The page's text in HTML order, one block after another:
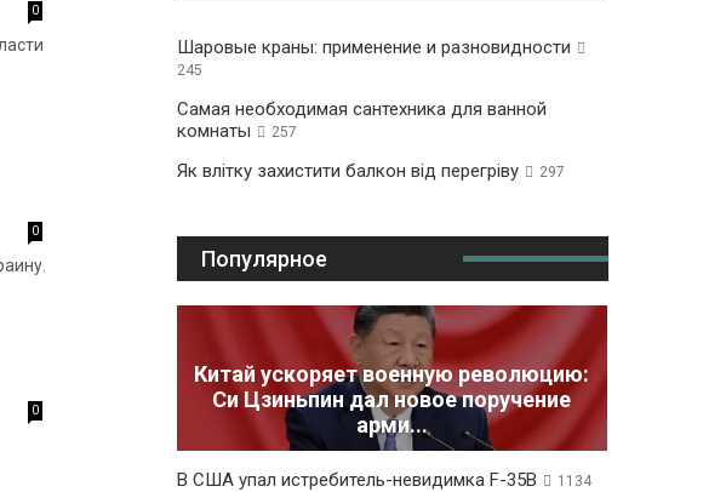
0
0
0
Шаровые краны: применение и разновидности
245
Самая необходимая сантехника для ванной
комнаты
257
Як влітку захистити балкон від перегріву 297
Популярное
Китай ускоряет военную революцию:
Си Цзиньпин дал новое поручение
арми...
В США упал истребитель-невидимка F-35B 1134